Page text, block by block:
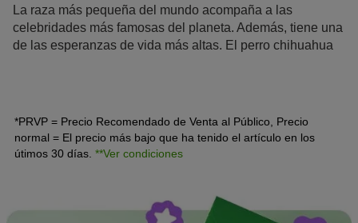
La raza más pequeña del mundo acompaña a las
celebridades más famosas del planeta. Además, tiene una
de las esperanzas de vida más altas. El perro chihuahua
*PRVP = Precio Recomendado de Venta al Público, Precio
normal = El precio más bajo que ha tenido el artículo en los
útimos 30 días. **Ver condiciones